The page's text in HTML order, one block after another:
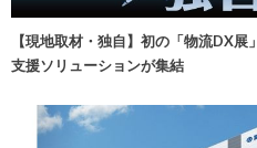
【現地取材・独自】初の「物流DX
支援ソリューションが集結